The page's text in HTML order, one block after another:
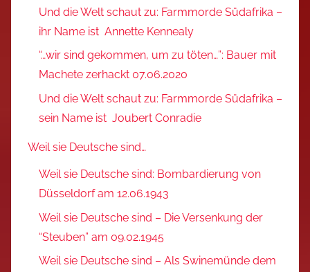
Und die Welt schaut zu: Farmmorde Südafrika –
ihr Name ist Annette Kennealy
“…wir sind gekommen, um zu töten…”: Bauer mit
Machete zerhackt 07.06.2020
Und die Welt schaut zu: Farmmorde Südafrika –
sein Name ist Joubert Conradie
Weil sie Deutsche sind…
Weil sie Deutsche sind: Bombardierung von
Düsseldorf am 12.06.1943
Weil sie Deutsche sind – Die Versenkung der
“Steuben” am 09.02.1945
Weil sie Deutsche sind – Als Swinemünde dem